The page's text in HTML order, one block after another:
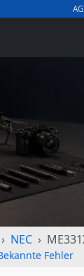
NEC
Fehler